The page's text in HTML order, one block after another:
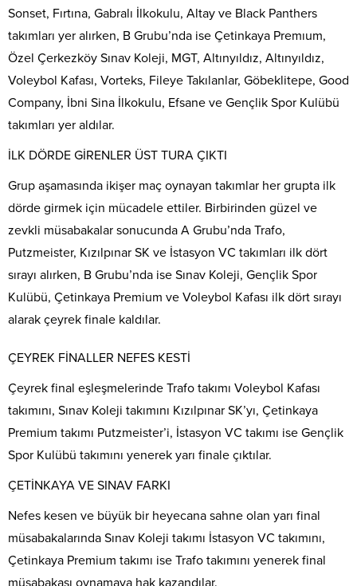
Sonset, Fırtına, Gabralı İlkokulu, Altay ve Black Panthers
takımları yer alırken, B Grubu’nda ise Çetinkaya Premıum,
Özel Çerkezköy Sınav Koleji, MGT, Altınyıldız, Altınyıldız,
Voleybol Kafası, Vorteks, Fileye Takılanlar, Göbeklitepe, Good
Company, İbni Sina İlkokulu, Efsane ve Gençlik Spor Kulübü
takımları yer aldılar.
İLK DÖRDE GİRENLER ÜST TURA ÇIKTI
Grup aşamasında ikişer maç oynayan takımlar her grupta ilk
dörde girmek için mücadele ettiler. Birbirinden güzel ve
zevkli müsabakalar sonucunda A Grubu’nda Trafo,
Putzmeister, Kızılpınar SK ve İstasyon VC takımları ilk dört
sırayı alırken, B Grubu’nda ise Sınav Koleji, Gençlik Spor
Kulübü, Çetinkaya Premium ve Voleybol Kafası ilk dört sırayı
alarak çeyrek finale kaldılar.
ÇEYREK FİNALLER NEFES KESTİ
Çeyrek final eşleşmelerinde Trafo takımı Voleybol Kafası
takımını, Sınav Koleji takımını Kızılpınar SK’yı, Çetinkaya
Premium takımı Putzmeister’i, İstasyon VC takımı ise Gençlik
Spor Kulübü takımını yenerek yarı finale çıktılar.
ÇETİNKAYA VE SINAV FARKI
Nefes kesen ve büyük bir heyecana sahne olan yarı final
müsabakalarında Sınav Koleji takımı İstasyon VC takımını,
Çetinkaya Premium takımı ise Trafo takımını yenerek final
müsabakası oynamaya hak kazandılar.